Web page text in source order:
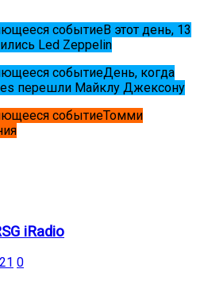
событиеВ этот день, 13
Led Zeppelin
событиеДень, когда
перешли Майклу Джексону
событиеТомми
iRadio
0